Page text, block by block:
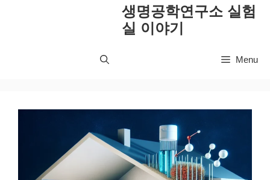
생명공학연구소 실험
실 이야기
Menu